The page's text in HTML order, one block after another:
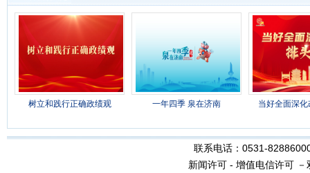
树立和践行正确政绩观 一年四季 泉在济南 当好全面深
联系电话：0531-
新闻许可- 增值电信许可－